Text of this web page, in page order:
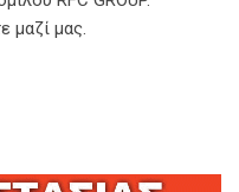
μαζί μας.